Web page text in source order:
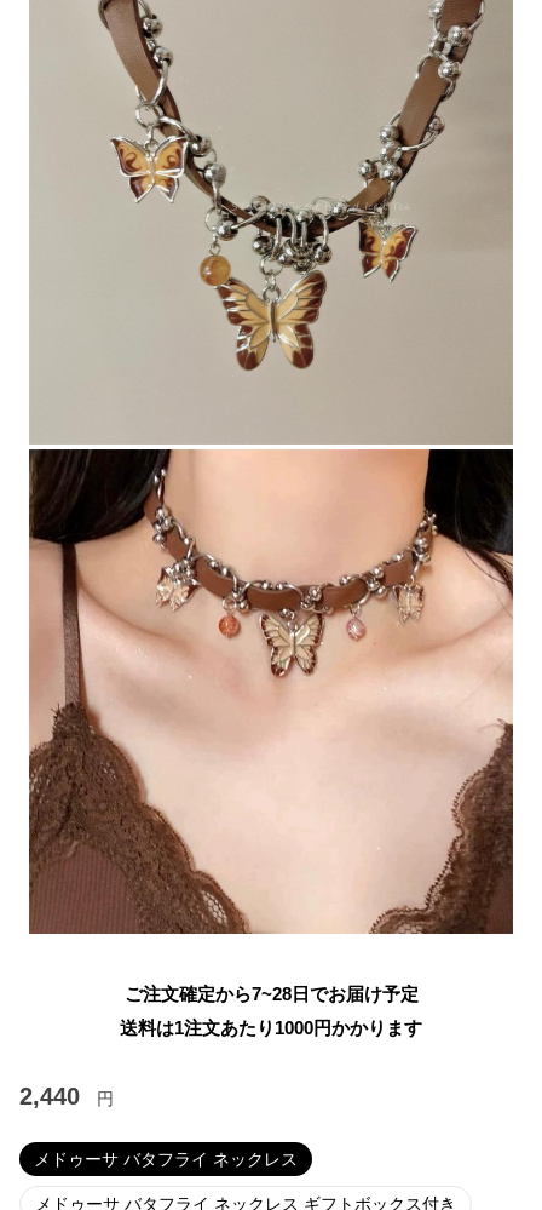
ご注文確定から7~28日でお届け予定
送料は1注文あたり 1000円かかります
2,440 円
メドゥーサ バタフライ ネックレス
メドゥーサ バタフライ ネックレス ギフトボックス付き